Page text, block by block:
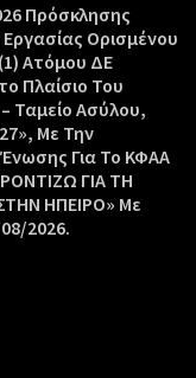
Πρόσκλησης
Ορισμένου
Ατόμου ΔΕ
Πλαίσιο Του
Ταμείο Ασύλου,
Με Την
Για Το ΚΦΑΑ
ΓΙΑ ΤΗ
ΗΠΕΙΡΟ» Με
2026.